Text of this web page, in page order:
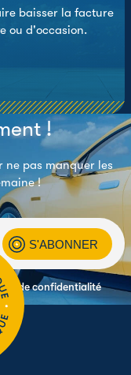
baisser la facture
ou d'occasion.
!
ne pas manquer les
!
de confidentialité